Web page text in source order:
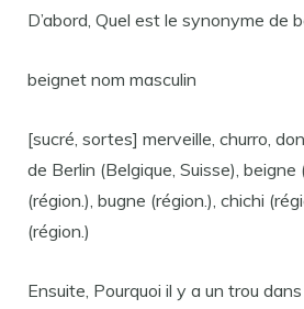
D’abord, Quel est le synonyme de
beignet nom masculin
[sucré, sortes] merveille, churro,
de Berlin (Belgique, Suisse),
(région.), bugne (région.), chichi
(région.)
Ensuite, Pourquoi il y a un trou